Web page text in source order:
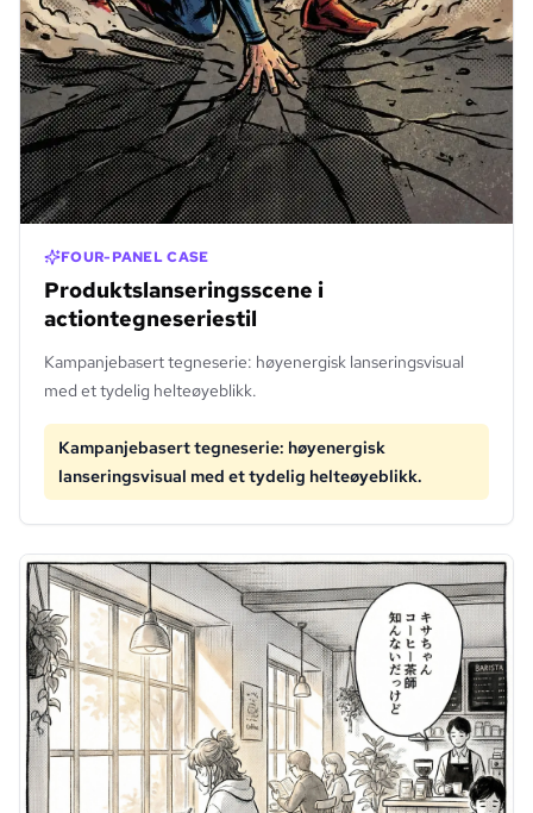
FOUR-PANEL CASE
Produktslanseringsscene i
actiontegneseriestil
Kampanjebasert tegneserie: høyenergisk lanseringsvisual
med et tydelig helteøyeblikk.
Kampanjebasert tegneserie: høyenergisk
lanseringsvisual med et tydelig helteøyeblikk.